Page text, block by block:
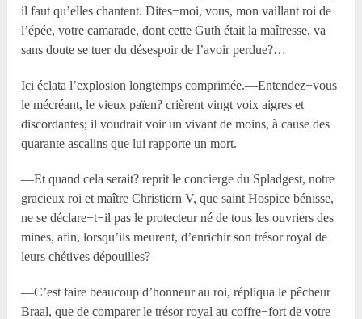
il faut qu’elles chantent. Dites−moi, vous, mon vaillant roi de
l’épée, votre camarade, dont cette Guth était la maîtresse, va
sans doute se tuer du désespoir de l’avoir perdue?…
Ici éclata l’explosion longtemps comprimée.—Entendez−vous
le mécréant, le vieux païen? crièrent vingt voix aigres et
discordantes; il voudrait voir un vivant de moins, à cause des
quarante ascalins que lui rapporte un mort.
—Et quand cela serait? reprit le concierge du Spladgest, notre
gracieux roi et maître Christiern V, que saint Hospice bénisse,
ne se déclare−t−il pas le protecteur né de tous les ouvriers des
mines, afin, lorsqu’ils meurent, d’enrichir son trésor royal de
leurs chétives dépouilles?
—C’est faire beaucoup d’honneur au roi, répliqua le pêcheur
Braal, que de comparer le trésor royal au coffre−fort de votre